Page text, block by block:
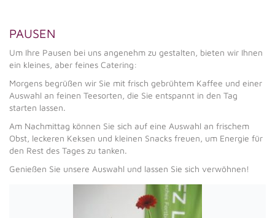
PAUSEN
Um Ihre Pausen bei uns angenehm zu gestalten, bieten wir Ihnen
ein kleines, aber feines Catering:
Morgens begrüßen wir Sie mit frisch gebrühtem Kaffee und einer
Auswahl an feinen Teesorten, die Sie entspannt in den Tag
starten lassen.
Am Nachmittag können Sie sich auf eine Auswahl an frischem
Obst, leckeren Keksen und kleinen Snacks freuen, um Energie für
den Rest des Tages zu tanken.
Genießen Sie unsere Auswahl und lassen Sie sich verwöhnen!